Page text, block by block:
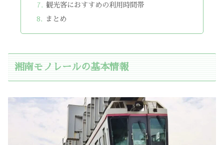
観光客におすすめの利用時間帯
まとめ
湘南モノレールの基本情報